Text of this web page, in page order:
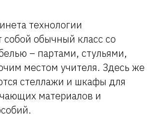
технологии
собой обычный класс со
– партами, стульями,
местом учителя. Здесь же
стеллажи и шкафы для
материалов и